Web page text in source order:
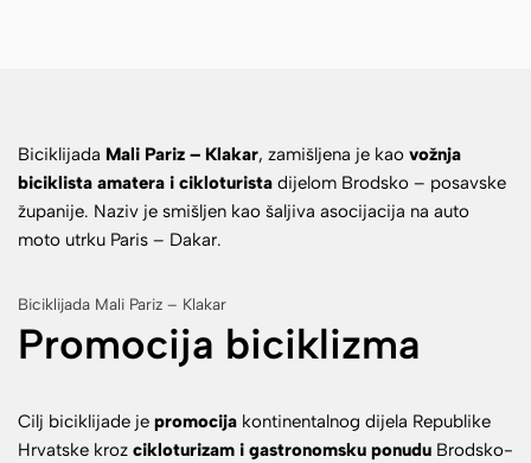
Biciklijada Mali Pariz – Klakar, zamišljena je kao vožnja
biciklista amatera i cikloturista dijelom Brodsko – posavske
županije. Naziv je smišljen kao šaljiva asocijacija na auto
moto utrku Paris – Dakar.
Biciklijada Mali Pariz – Klakar
Promocija biciklizma
Cilj biciklijade je promocija kontinentalnog dijela Republike
Hrvatske kroz cikloturizam i gastronomsku ponudu Brodsko-